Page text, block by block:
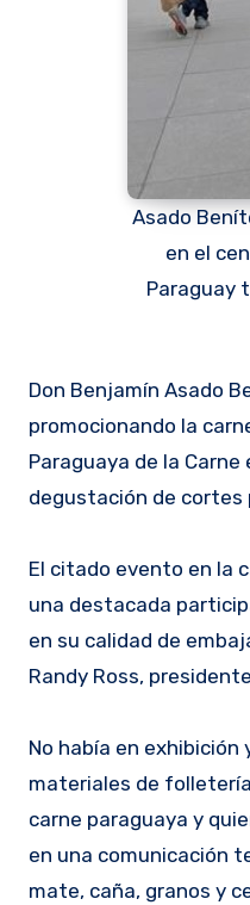
Asado
en el
Paraguay
Don Benjamín Asado Benítez culminó hoy en París, Francia, un tour en su calidad de embajador gastronómico
promocionando la
Paraguaya de la
degustación de cortes
El citado evento en la
una destacada
en su calidad de
Randy Ross,
No había en
materiales de
carne paraguaya y
en una comunicación
mate, caña, granos y